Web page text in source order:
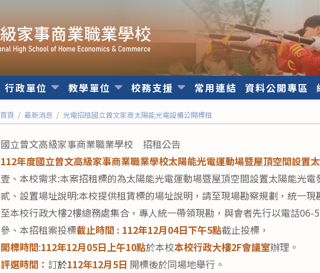
行政單位 教學單位 校務支援 常用連結 資料公開專區
首頁 / 最新消息 / 光電招租國立曾文家商太陽能光電設備公開標租
國立曾文高級家事商業職業學校 招租公告
112年度國立曾文高級家事商業職業學校太陽能光電運動場暨屋頂空間設置
壹、本校需求:本案招租標的為太陽能光電運動場暨屋頂空間設置太陽能光電
貳、設置場址說明:本校提供租賃標的場址說明，請至現場勘察規劃，統一現
至本校行政大樓2樓總務處集合，專人統一帶領現勘，與會者先行以電話06-
參、本招租案投標截止時間 : 112年12月04日下午5點截止投標，
開標時間:112年12月05日上午10點於本校本校行政大樓2F會議室辦理。
評選時間： 訂於112年12月5日 開標後於同場地舉行。